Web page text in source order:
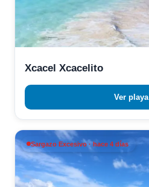
Xcacel Xcacelito
Ver playa
Sargazo Excesivo · hace 4 días